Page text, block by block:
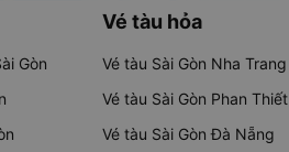
Gòn
Vé tàu hỏa
Vé tàu Sài Gòn Nha Trang
Vé tàu Sài Gòn Phan Thiết
Vé tàu Sài Gòn Đà Nẵng